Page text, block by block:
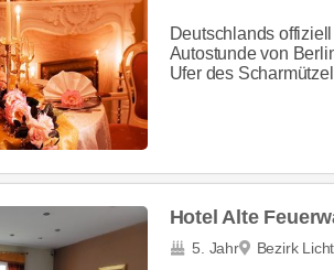
Deutschlands
Autostunde von
Ufer des
Hotel Alte
5. Jahr Bezirk